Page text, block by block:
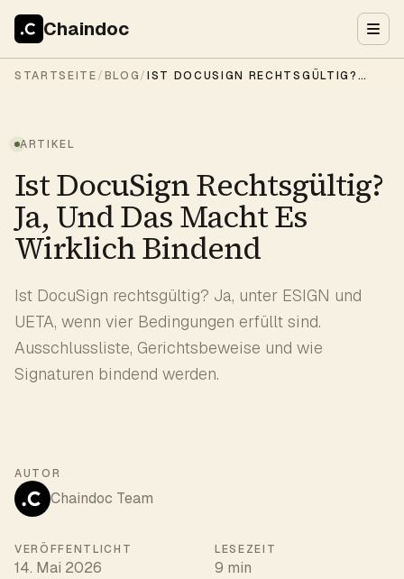
Chaindoc
STARTSEITE/BLOG/ IST DOCUSIGN RECHTSGÜLTIG? JA, UND DAS MACHT ES WIRKLICH BINDEND
ARTIKEL
Ist DocuSign Rechtsgültig?
Ja, Und Das Macht Es
Wirklich Bindend
Ist DocuSign rechtsgültig? Ja, unter ESIGN und
UETA, wenn vier Bedingungen erfüllt sind.
Ausschlussliste, Gerichtsbeweise und wie
Signaturen bindend werden.
AUTOR
Chaindoc Team
VERÖFFENTLICHT
14. Mai 2026
LESEZEIT
9 min